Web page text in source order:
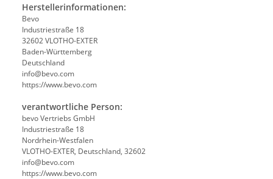
Herstellerinformationen:
Bevo
Industriestraße 18
32602 VLOTHO-EXTER
Baden-Württemberg
Deutschland
info@bevo.com
https://www.bevo.com
verantwortliche Person:
bevo Vertriebs GmbH
Industriestraße 18
Nordrhein-Westfalen
VLOTHO-EXTER, Deutschland, 32602
info@bevo.com
https://www.bevo.com